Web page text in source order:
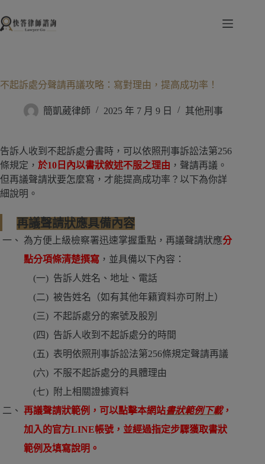
至
不起訴處分聲請再議攻略：寫對理由，提高成功率！
簡凱葳律師 2025 年 7 月 9 日 其他刑事
告訴人收到不起訴處分書時，可以依照刑事訴訟法第256
條規定， 於10日內以書狀敘述不服之理由 ，聲請再議。
但再議聲請狀要怎麼寫，才能提高成功率？以下為你詳
細說明。
再議聲請狀應具備內容
為方便上級檢察署迅速掌握重點，再議聲請狀應分
點分項條清楚撰寫 ，並具備以下內容：
告訴人姓名、地址、電話
被告姓名（如有其他年籍資料亦可附上）
不起訴處分的案號及股別
告訴人收到不起訴處分的時間
表明依照刑事訴訟法第256條規定聲請再議
不服不起訴處分的具體理由
附上相關證據資料
再議聲請狀範例，可以點擊本網站書狀範例下載，
加入的官方LINE帳號，並經過指定步驟獲取書狀
範例及填寫說明。